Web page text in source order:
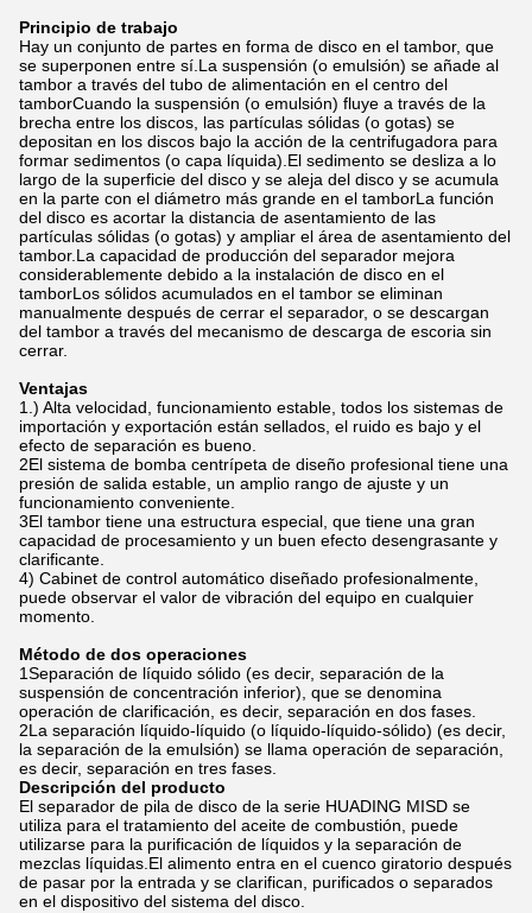
Principio de trabajo
Hay un conjunto de partes en forma de disco en el tambor, que
se superponen entre sí.La suspensión (o emulsión) se añade al
tambor a través del tubo de alimentación en el centro del
tamborCuando la suspensión (o emulsión) fluye a través de la
brecha entre los discos, las partículas sólidas (o gotas) se
depositan en los discos bajo la acción de la centrifugadora para
formar sedimentos (o capa líquida).El sedimento se desliza a lo
largo de la superficie del disco y se aleja del disco y se acumula
en la parte con el diámetro más grande en el tamborLa función
del disco es acortar la distancia de asentamiento de las
partículas sólidas (o gotas) y ampliar el área de asentamiento del
tambor.La capacidad de producción del separador mejora
considerablemente debido a la instalación de disco en el
tamborLos sólidos acumulados en el tambor se eliminan
manualmente después de cerrar el separador, o se descargan
del tambor a través del mecanismo de descarga de escoria sin
cerrar.
Ventajas
1.) Alta velocidad, funcionamiento estable, todos los sistemas de
importación y exportación están sellados, el ruido es bajo y el
efecto de separación es bueno.
2El sistema de bomba centrípeta de diseño profesional tiene una
presión de salida estable, un amplio rango de ajuste y un
funcionamiento conveniente.
3El tambor tiene una estructura especial, que tiene una gran
capacidad de procesamiento y un buen efecto desengrasante y
clarificante.
4) Cabinet de control automático diseñado profesionalmente,
puede observar el valor de vibración del equipo en cualquier
momento.
Método de dos operaciones
1Separación de líquido sólido (es decir, separación de la
suspensión de concentración inferior), que se denomina
operación de clarificación, es decir, separación en dos fases.
2La separación líquido-líquido (o líquido-líquido-sólido) (es decir,
la separación de la emulsión) se llama operación de separación,
es decir, separación en tres fases.
Descripción del producto
El separador de pila de disco de la serie HUADING MISD se
utiliza para el tratamiento del aceite de combustión, puede
utilizarse para la purificación de líquidos y la separación de
mezclas líquidas.El alimento entra en el cuenco giratorio después
de pasar por la entrada y se clarifican, purificados o separados
en el dispositivo del sistema del disco.